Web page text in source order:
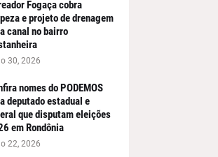
Fogaça cobra
e projeto de drenagem
canal no bairro
30, 2026
nomes do PODEMOS
deputado estadual e
que disputam eleições
em Rondônia
22, 2026